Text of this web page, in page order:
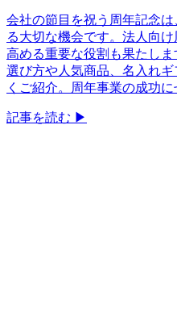
会社の節目を祝う周年記念
る大切な機会です。法人向
高める重要な役割も果たし
選び方や人気商品、名入れ
くご紹介。周年事業の成功
記事を読む ▶